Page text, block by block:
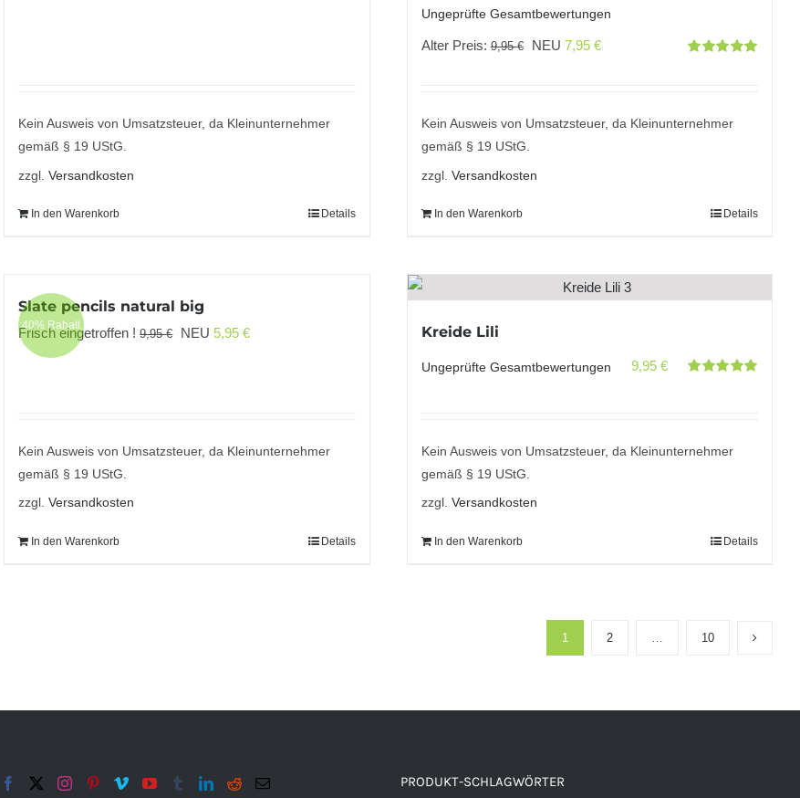
Kein Ausweis von Umsatzsteuer, da Kleinunternehmer
gemäß § 19 UStG.
zzgl.Versandkosten
In den Warenkorb Details
Ungeprüfte Gesamtbewertungen
Alter Preis: 9,95€
Ursprünglicher
9,95 €
NEU 7,95 €Aktueller
7,95 €.
Kein Ausweis von Umsatzsteuer, da Kleinunternehmer
gemäß § 19 UStG.
zzgl. Versandkosten
In den Warenkorb Details
40% Rabatt
Slate pencils natural big
Frisch eingetroffen ! 9,95€
Ursprünglicher
NEU 5,95€Aktueller
Kein Ausweis von Umsatzsteuer, da Kleinunternehmer
gemäß § 19 UStG.
zzgl.Versandkosten
In den Warenkorb Details
Kreide Lili
Ungeprüfte Gesamtbewertungen 9,95€
Kein Ausweis von Umsatzsteuer, da Kleinunternehmer
gemäß § 19 UStG.
zzgl. Versandkosten
In den Warenkorb Details
1 2 10
PRODUKT-SCHLAGWÖRTER